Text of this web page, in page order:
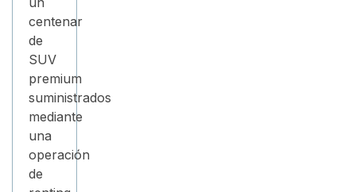
centenar
de
SUV
premium
suministrados
mediante
una
operación
de